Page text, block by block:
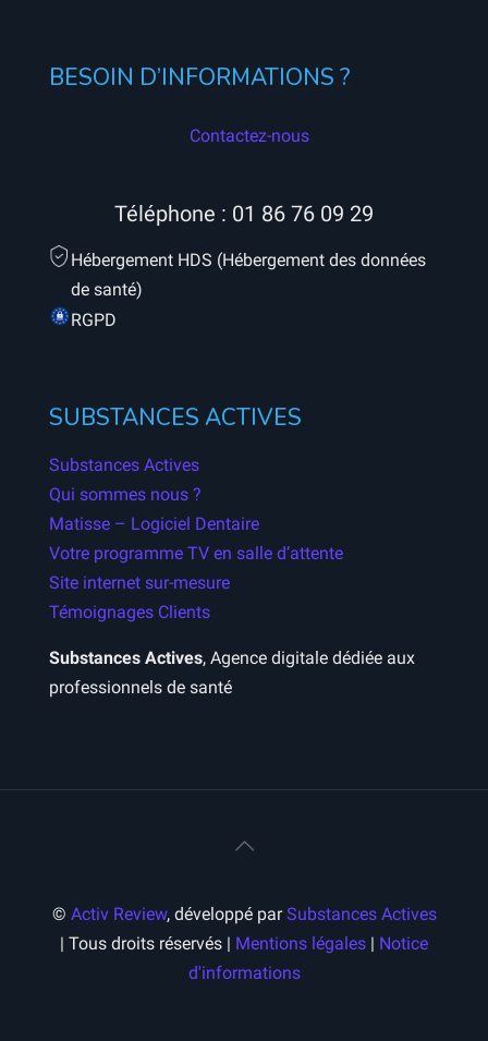
BESOIN D’INFORMATIONS ?
Contactez-nous
Téléphone : 01 86 76 09 29
Hébergement HDS (Hébergement des données
de santé)
RGPD
SUBSTANCES ACTIVES
Substances Actives
Qui sommes nous ?
Matisse – Logiciel Dentaire
Votre programme TV en salle d’attente
Site internet sur-mesure
Témoignages Clients
Substances Actives, Agence digitale dédiée aux
professionnels de santé
© Activ Review, développé parSubstances Actives
| Tous droits réservés | Mentions légales | Notice
d'informations